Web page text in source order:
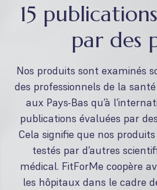
15
par des
Nos produits sont examinés
des professionnels de la
aux Pays-Bas qu’à
publications évaluées par
Cela signifie que nos
testés par d’autres
médical. FitForMe coopère
les hôpitaux dans le cadre